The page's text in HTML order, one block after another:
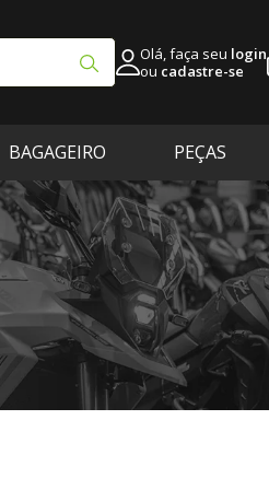
Olá, faça seu login
ou cadastre-se
BAGAGEIRO PEÇAS